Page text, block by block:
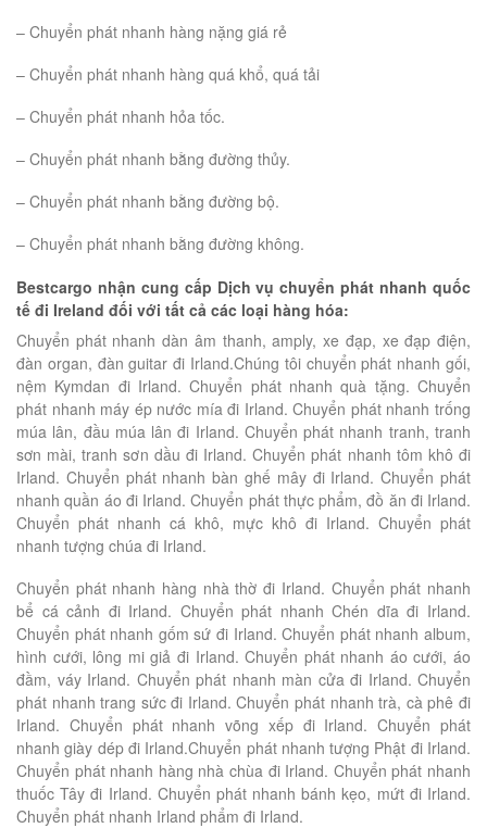
– Chuyển phát nhanh hàng nặng giá rẻ
– Chuyển phát nhanh hàng quá khổ, quá tải
– Chuyển phát nhanh hỏa tốc.
– Chuyển phát nhanh bằng đường thủy.
– Chuyển phát nhanh bằng đường bộ.
– Chuyển phát nhanh bằng đường không.
Bestcargo nhận cung cấp Dịch vụ chuyển phát nhanh quốc
tế đi Ireland đối với tất cả các loại hàng hóa:
Chuyển phát nhanh dàn âm thanh, amply, xe đạp, xe đạp điện,
đàn organ, đàn guitar đi Irland.Chúng tôi chuyển phát nhanh gối,
nệm Kymdan đi Irland. Chuyển phát nhanh quà tặng. Chuyển
phát nhanh máy ép nước mía đi Irland. Chuyển phát nhanh trống
múa lân, đầu múa lân đi Irland. Chuyển phát nhanh tranh, tranh
sơn mài, tranh sơn dầu đi Irland. Chuyển phát nhanh tôm khô đi
Irland. Chuyển phát nhanh bàn ghế mây đi Irland. Chuyển phát
nhanh quần áo đi Irland. Chuyển phát thực phẩm, đồ ăn đi Irland.
Chuyển phát nhanh cá khô, mực khô đi Irland. Chuyển phát
nhanh tượng chúa đi Irland.
Chuyển phát nhanh hàng nhà thờ đi Irland. Chuyển phát nhanh
bể cá cảnh đi Irland. Chuyển phát nhanh Chén dĩa đi Irland.
Chuyển phát nhanh gốm sứ đi Irland. Chuyển phát nhanh album,
hình cưới, lông mi giả đi Irland. Chuyển phát nhanh áo cưới, áo
đầm, váy Irland. Chuyển phát nhanh màn cửa đi Irland. Chuyển
phát nhanh trang sức đi Irland. Chuyển phát nhanh trà, cà phê đi
Irland. Chuyển phát nhanh võng xếp đi Irland. Chuyển phát
nhanh giày dép đi Irland.Chuyển phát nhanh tượng Phật đi Irland.
Chuyển phát nhanh hàng nhà chùa đi Irland. Chuyển phát nhanh
thuốc Tây đi Irland. Chuyển phát nhanh bánh kẹo, mứt đi Irland.
Chuyển phát nhanh Irland phẩm đi Irland.